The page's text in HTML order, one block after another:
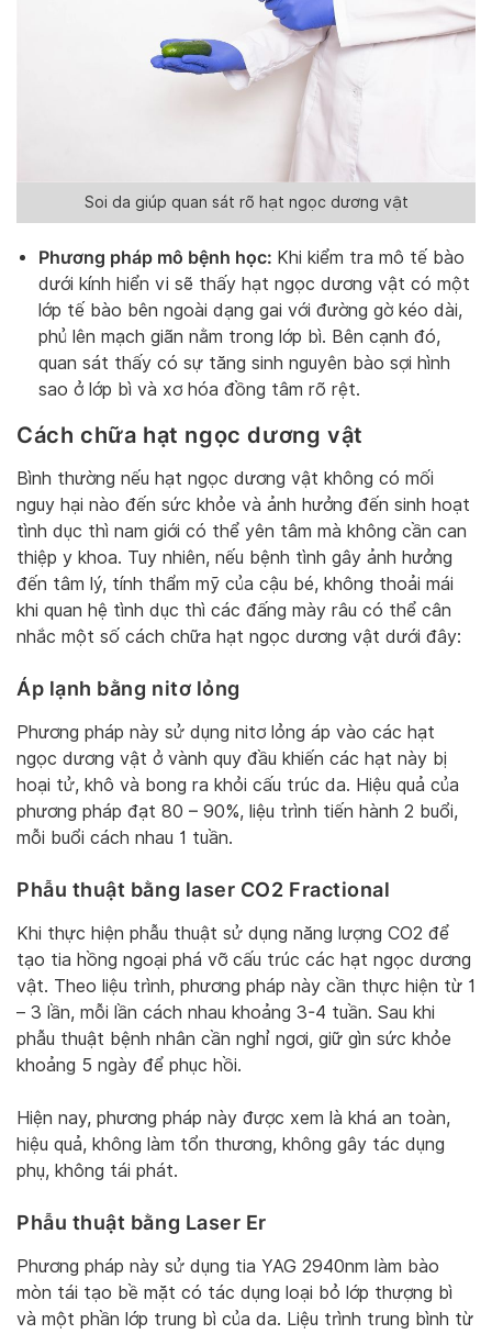
Soi da giúp quan sát rõ hạt ngọc dương vật
Phương pháp mô bệnh học: Khi kiểm tra mô tế bào
dưới kính hiển vi sẽ thấy hạt ngọc dương vật có một
lớp tế bào bên ngoài dạng gai với đường gờ kéo dài,
phủ lên mạch giãn nằm trong lớp bì. Bên cạnh đó,
quan sát thấy có sự tăng sinh nguyên bào sợi hình
sao ở lớp bì và xơ hóa đồng tâm rõ rệt.
Cách chữa hạt ngọc dương vật
Bình thường nếu hạt ngọc dương vật không có mối
nguy hại nào đến sức khỏe và ảnh hưởng đến sinh hoạt
tình dục thì nam giới có thể yên tâm mà không cần can
thiệp y khoa. Tuy nhiên, nếu bệnh tình gây ảnh hưởng
đến tâm lý, tính thẩm mỹ của cậu bé, không thoải mái
khi quan hệ tình dục thì các đấng mày râu có thể cân
nhắc một số cách chữa hạt ngọc dương vật dưới đây:
Áp lạnh bằng nitơ lỏng
Phương pháp này sử dụng nitơ lỏng áp vào các hạt
ngọc dương vật ở vành quy đầu khiến các hạt này bị
hoại tử, khô và bong ra khỏi cấu trúc da. Hiệu quả của
phương pháp đạt 80 – 90%, liệu trình tiến hành 2 buổi,
mỗi buổi cách nhau 1 tuần.
Phẫu thuật bằng laser CO2 Fractional
Khi thực hiện phẫu thuật sử dụng năng lượng CO2 để
tạo tia hồng ngoại phá vỡ cấu trúc các hạt ngọc dương
vật. Theo liệu trình, phương pháp này cần thực hiện từ 1
– 3 lần, mỗi lần cách nhau khoảng 3-4 tuần. Sau khi
phẫu thuật bệnh nhân cần nghỉ ngơi, giữ gìn sức khỏe
khoảng 5 ngày để phục hồi.
Hiện nay, phương pháp này được xem là khá an toàn,
hiệu quả, không làm tổn thương, không gây tác dụng
phụ, không tái phát.
Phẫu thuật bằng Laser Er
Phương pháp này sử dụng tia YAG 2940nm làm bào
mòn tái tạo bề mặt có tác dụng loại bỏ lớp thượng bì
và một phần lớp trung bì của da. Liệu trình trung bình từ